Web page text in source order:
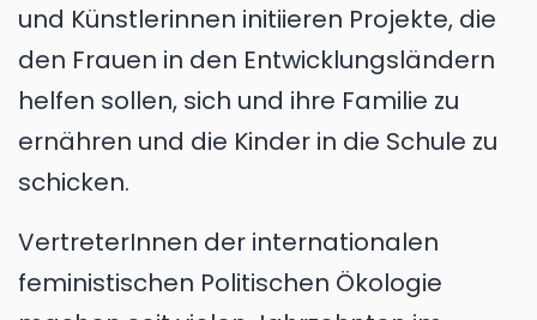
und Künstlerinnen initiieren Projekte, die
den Frauen in den Entwicklungsländern
helfen sollen, sich und ihre Familie zu
ernähren und die Kinder in die Schule zu
schicken.
VertreterInnen der internationalen
feministischen Politischen Ökologie